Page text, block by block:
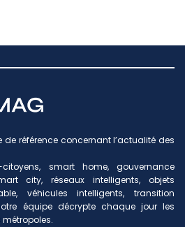
référence concernant l’actualité des
smart home, gouvernance
city, réseaux intelligents, objets
véhicules intelligents, transition
équipe décrypte chaque jour les